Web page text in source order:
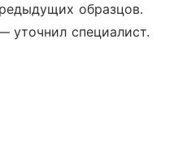
образцов.
уточнил специалист.